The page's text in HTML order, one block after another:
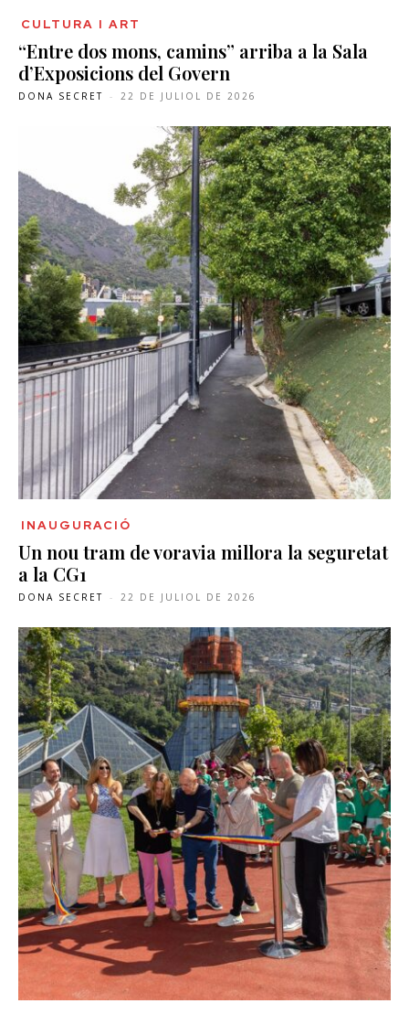
CULTURA I ART
“Entre dos mons, camins” arriba a la Sala
d’Exposicions del Govern
DONA SECRET - 22 DE JULIOL DE 2026
INAUGURACIÓ
Un nou tram de voravia millora la seguretat
a la CG1
DONA SECRET - 22 DE JULIOL DE 2026